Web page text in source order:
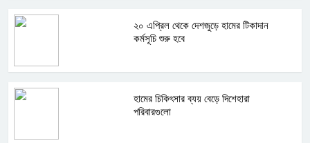
২০ এপ্রিল থেকে দেশজুড়ে হামের টিকাদান
কর্মসূচি শুরু হবে
হামের চিকিৎসার ব্যয় বেড়ে দিশেহারা
পরিবারগুলো